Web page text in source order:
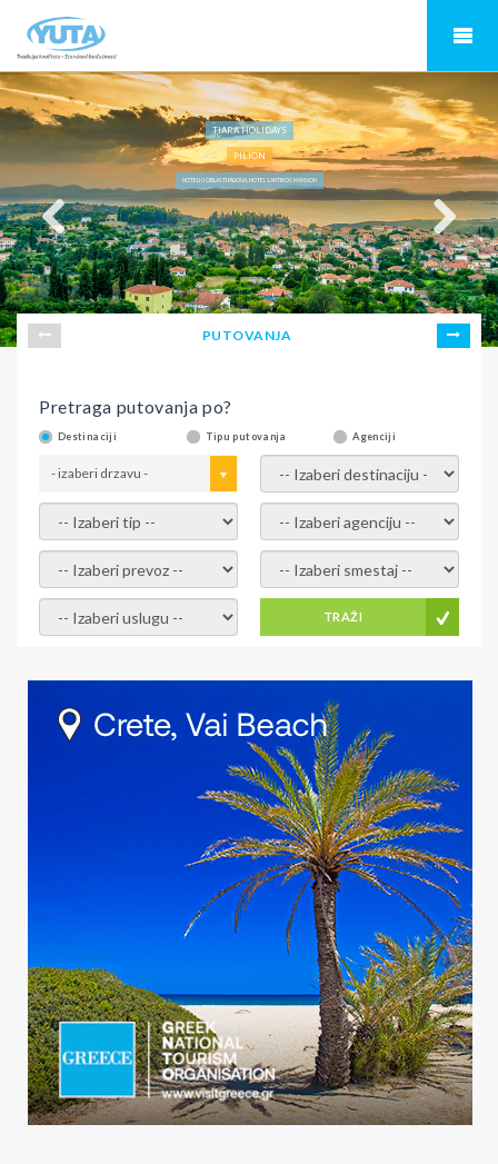
TIARA HOLIDAYS
PILION
HOTELI U OBLASTI PILIONA, HOTEL SANTIKOS MANSION
PUTOVANJA
Pretraga putovanja po?
Destinaciji Tipu putovanja Agenciji
- izaberi drzavu - - izaberi destinaciju -
- izaberi tip - - izaberi agenciju -
- izaberi prevoz - - Izaberite smestaj -
- Izaberite uslugu - TRAŽI